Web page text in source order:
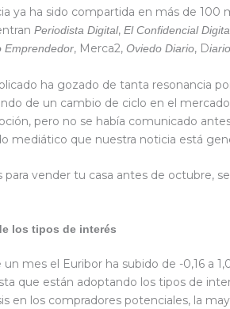
ya ha sido compartida en más de 100
Periodista Digital, El Confidencial
Emprendedor, Merca2, Oviedo Diario, D
ha gozado de tanta resonancia
de un cambio de ciclo en el
pero no se había comunicado
mediático que nuestra noticia está
para vender tu casa antes de octubre,
los tipos de interés
mes el Euribor ha subido de -0,16 a
que están adoptando los tipos de
en los compradores potenciales, la